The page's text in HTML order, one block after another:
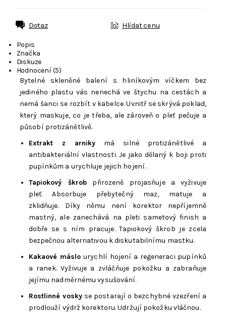
Dotaz Hlídat cenu
Popis
Značka
Diskuze
Hodnocení (5)
Bytelné skleněné balení s hliníkovým víčkem bez
jediného plastu vás nenechá ve štychu na cestách a
nemá šanci se rozbít v kabelce. Uvnitř se skrývá poklad,
který maskuje, co je třeba, ale zároveň o pleť pečuje a
působí protizánětlivě.
Extrakt z arniky má silné protizánětlivé a
antibakteriální vlastnosti. Je jako dělaný k boji proti
pupínkům a urychluje jejich hojení.
Tapiokový škrob přirozeně projasňuje a vyživuje
pleť. Absorbuje přebytečný maz, matuje a
zklidňuje. Díky němu není korektor nepříjemně
mastný, ale zanechává na pleti sametový finish a
dobře se s ním pracuje. Tapiokový škrob je zcela
bezpečnou alternativou k diskutabilnímu mastku.
Kakaové máslo urychlí hojení a regeneraci pupínků
a ranek. Vyživuje a zvláčňuje pokožku a zabraňuje
jejímu nadměrnému vysušování.
Rostlinné vosky se postarají o bezchybné vzezření a
prodlouží výdrž korektoru. Udržují pokožku vláčnou.